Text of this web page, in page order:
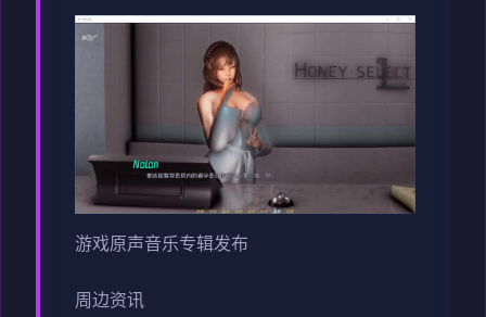
游戏原声音乐专辑发布
周边资讯